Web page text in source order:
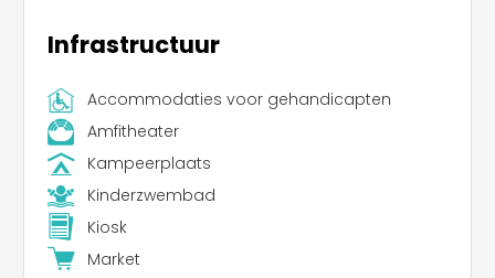
Infrastructuur
Accommodaties voor gehandicapten
Amfitheater
Kampeerplaats
Kinderzwembad
Kiosk
Market